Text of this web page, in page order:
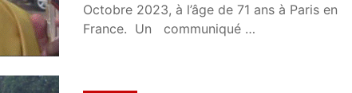
Octobre 2023, à l’âge de 71 ans à Paris en
France. Un communiqué …